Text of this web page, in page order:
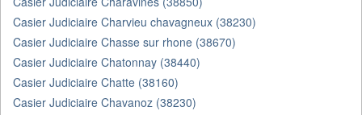
Casier Judiciaire Charvieu chavagneux (38230)
Casier Judiciaire Chasse sur rhone (38670)
Casier Judiciaire Chatonnay (38440)
Casier Judiciaire Chatte (38160)
Casier Judiciaire Chavanoz (38230)